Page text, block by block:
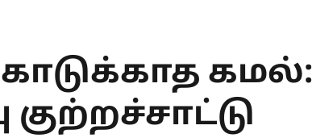
கமல்:
குற்றச்சாட்டு